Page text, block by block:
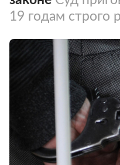
19 годам строго